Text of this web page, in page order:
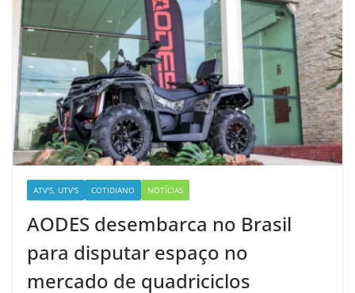
ATV'S, UTV'S COTIDIANO NOTÍCIAS
AODES desembarca no Brasil
para disputar espaço no
mercado de quadriciclos